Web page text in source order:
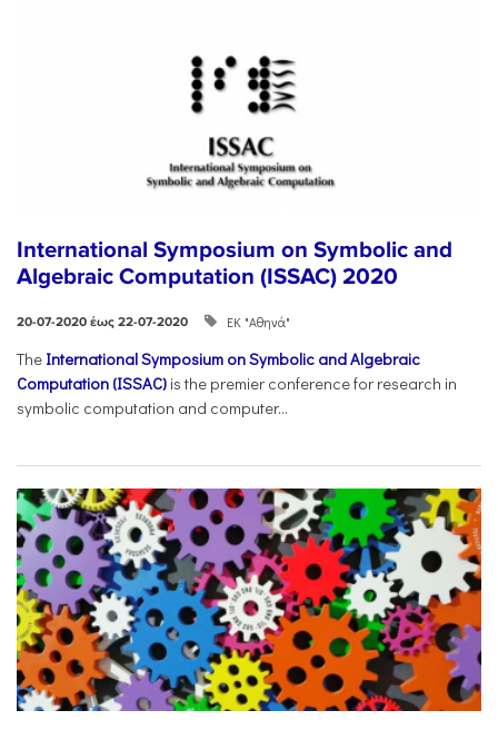
International Symposium on Symbolic and
Algebraic Computation (ISSAC) 2020
20-07-2020 έως 22-07-2020 ΕΚ "Αθηνά"
The International Symposium on Symbolic and Algebraic
Computation (ISSAC) is the premier conference for research in
symbolic computation and computer...